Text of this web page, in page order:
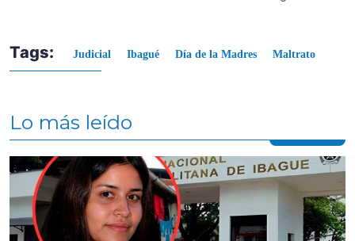
Tags: Judicial Ibagué Día de la Madres Maltrato
Lo más leído
Contenido multimedia principal